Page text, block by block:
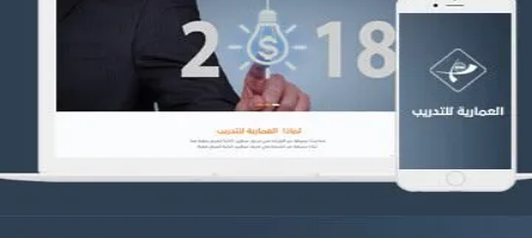
تصميم العمارية للتدريب
التفاصيل